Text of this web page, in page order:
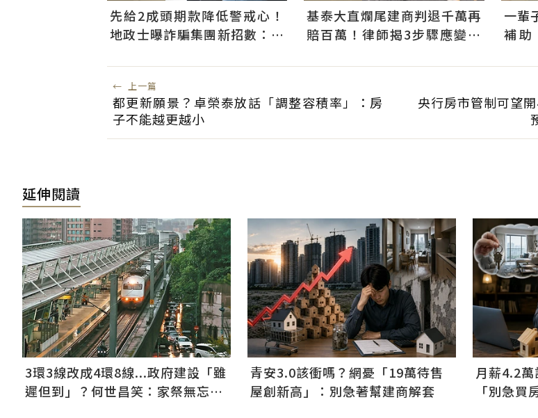
先給2成頭期款降低警戒心！
地政士曝詐騙集團新招數：偷
基泰大直爛尾建商判退千萬再
賠百萬！律師揭3步驟應變：
一輩
補
← 上一篇
都更新願景？卓榮泰放話「調整容積率」：房
子不能越更越小
央行房市管制可望
延伸閱讀
3環3線改成4環8線...政府建設「雖
遲但到」？何世昌笑：家祭無忘告
青安3.0該衝嗎？網憂「19萬待售
屋創新高」：別急著幫建商解套
月薪4.2
「別急買